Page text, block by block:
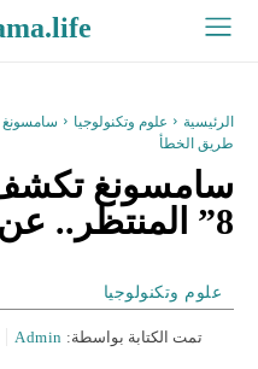
الرئيسية علوم وتكنولوجيا
طريق الخطأ
سامسونغ
8” المنتظر.. عن طريق الخطأ
علوم وتكنولوجيا
تمت الكتابة بواسطة: Admin